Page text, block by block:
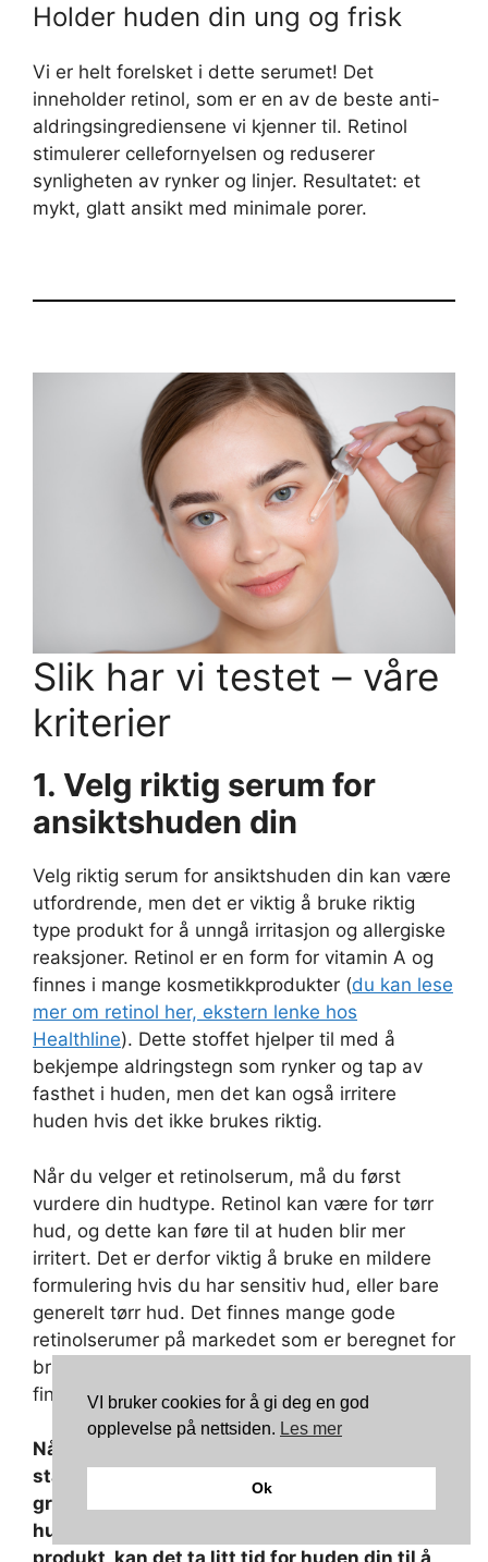
Holder huden din ung og frisk
Vi er helt forelsket i dette serumet! Det
inneholder retinol, som er en av de beste anti-
aldringsingrediensene vi kjenner til. Retinol
stimulerer cellefornyelsen og reduserer
synligheten av rynker og linjer. Resultatet: et
mykt, glatt ansikt med minimale porer.
Slik har vi testet – våre
kriterier
1. Velg riktig serum for
ansiktshuden din
Velg riktig serum for ansiktshuden din kan være
utfordrende, men det er viktig å bruke riktig
type produkt for å unngå irritasjon og allergiske
reaksjoner. Retinol er en form for vitamin A og
finnes i mange kosmetikkprodukter (du kan lese
mer om retinol her, ekstern lenke hos
Healthline). Dette stoffet hjelper til med å
bekjempe aldringstegn som rynker og tap av
fasthet i huden, men det kan også irritere
huden hvis det ikke brukes riktig.
Når du velger et retinolserum, må du først
vurdere din hudtype. Retinol kan være for tørr
hud, og dette kan føre til at huden blir mer
irritert. Det er derfor viktig å bruke en mildere
formulering hvis du har sensitiv hud, eller bare
generelt tørr hud. Det finnes mange gode
retinolserumer på markedet som er beregnet for
bruk på sensitiv hud, så det er ikke vanskelig å
finne en that vil fungere for deg.
Når det gjelder dosering, anbefales det å
starte med en lav dose retinol og bygge opp
gradvis for å unngå irritasjon. Det er viktig å
huske at når du bruker et nytt kosmetisk
VI bruker cookies for å gi deg en god
opplevelse på nettsiden. Les mer
Ok